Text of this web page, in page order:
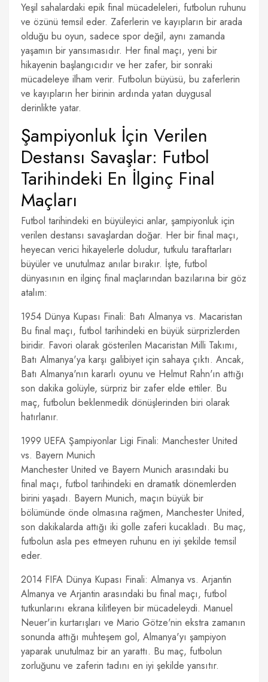
Yeşil sahalardaki epik final mücadeleleri, futbolun ruhunu
ve özünü temsil eder. Zaferlerin ve kayıpların bir arada
olduğu bu oyun, sadece spor değil, aynı zamanda
yaşamın bir yansımasıdır. Her final maçı, yeni bir
hikayenin başlangıcıdır ve her zafer, bir sonraki
mücadeleye ilham verir. Futbolun büyüsü, bu zaferlerin
ve kayıpların her birinin ardında yatan duygusal
derinlikte yatar.
Şampiyonluk İçin Verilen
Destansı Savaşlar: Futbol
Tarihindeki En İlginç Final
Maçları
Futbol tarihindeki en büyüleyici anlar, şampiyonluk için
verilen destansı savaşlardan doğar. Her bir final maçı,
heyecan verici hikayelerle doludur, tutkulu taraftarları
büyüler ve unutulmaz anılar bırakır. İşte, futbol
dünyasının en ilginç final maçlarından bazılarına bir göz
atalım:
1954 Dünya Kupası Finali: Batı Almanya vs. Macaristan
Bu final maçı, futbol tarihindeki en büyük sürprizlerden
biridir. Favori olarak gösterilen Macaristan Milli Takımı,
Batı Almanya'ya karşı galibiyet için sahaya çıktı. Ancak,
Batı Almanya'nın kararlı oyunu ve Helmut Rahn'ın attığı
son dakika golüyle, sürpriz bir zafer elde ettiler. Bu
maç, futbolun beklenmedik dönüşlerinden biri olarak
hatırlanır.
1999 UEFA Şampiyonlar Ligi Finali: Manchester United
vs. Bayern Munich
Manchester United ve Bayern Munich arasındaki bu
final maçı, futbol tarihindeki en dramatik dönemlerden
birini yaşadı. Bayern Munich, maçın büyük bir
bölümünde önde olmasına rağmen, Manchester United,
son dakikalarda attığı iki golle zaferi kucakladı. Bu maç,
futbolun asla pes etmeyen ruhunu en iyi şekilde temsil
eder.
2014 FIFA Dünya Kupası Finali: Almanya vs. Arjantin
Almanya ve Arjantin arasındaki bu final maçı, futbol
tutkunlarını ekrana kilitleyen bir mücadeleydi. Manuel
Neuer'in kurtarışları ve Mario Götze'nin ekstra zamanın
sonunda attığı muhteşem gol, Almanya'yı şampiyon
yaparak unutulmaz bir an yarattı. Bu maç, futbolun
zorluğunu ve zaferin tadını en iyi şekilde yansıtır.